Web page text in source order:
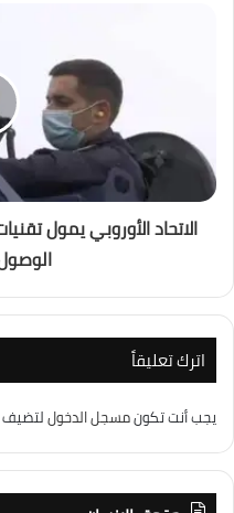
الاتحاد الأوروبي يمول
اترك تعليقاً
يجب أنت تكونمسجل الدخوللتضيف